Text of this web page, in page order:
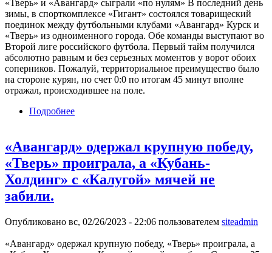
«Тверь» и «Авангард» сыграли «по нулям» В последний день
зимы, в спорткомплексе «Гигант» состоялся товарищеский
поединок между футбольными клубами «Авангард» Курск и
«Тверь» из одноименного города. Обе команды выступают во
Второй лиге российского футбола. Первый тайм получился
абсолютно равным и без серьезных моментов у ворот обоих
соперников. Пожалуй, территориальное преимущество было
на стороне курян, но счет 0:0 по итогам 45 минут вполне
отражал, происходившее на поле.
Подробнее
«Авангард» одержал крупную победу,
«Тверь» проиграла, а «Кубань-
Холдинг» с «Калугой» мячей не
забили.
Опубликовано вс, 02/26/2023 - 22:06 пользователем siteadmin
«Авангард» одержал крупную победу, «Тверь» проиграла, а